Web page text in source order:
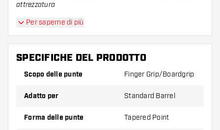
attrezzatura
Per saperne di più
SPECIFICHE DEL PRODOTTO
Scopo delle punte Finger Grip/Boardgrip
Adatto per Standard Barrel
Forma delle punte Tapered Point